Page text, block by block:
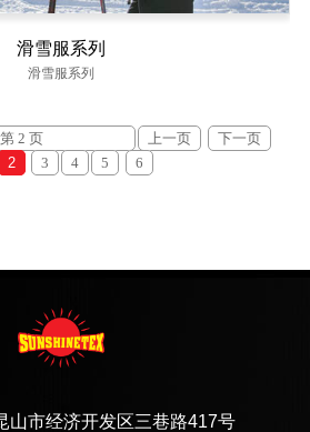
滑雪服系列
滑雪服系列
2 页 上一页
下一页
2 3 4 5 6
山市经济开发区三巷路417号